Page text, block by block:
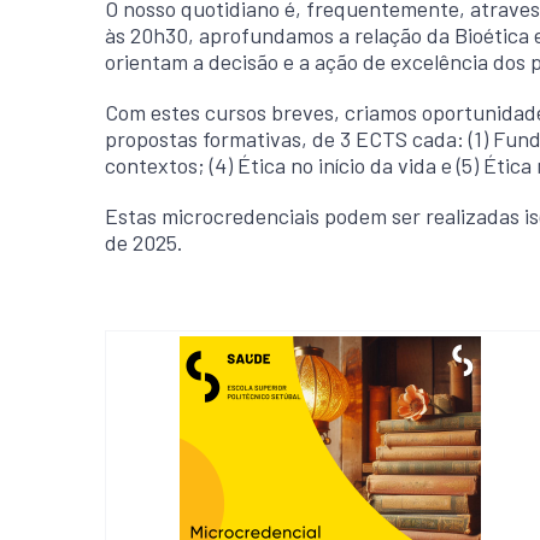
O nosso quotidiano é, frequentemente,
às 20h30, aprofundamos a relação da
orientam a decisão e a ação de excelência dos
Com estes cursos breves, criamos
propostas formativas, de 3 ECTS cada: (1)
contextos; (4) Ética no início da vida e (5) Ética
Estas microcredenciais podem ser realizadas
de 2025.